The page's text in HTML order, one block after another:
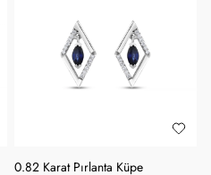
0.82 Karat Pırlanta Küpe